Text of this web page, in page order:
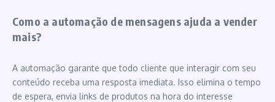
Como a automação de mensagens ajuda a vender
mais?
A automação garante que todo cliente que interagir com seu
conteúdo receba uma resposta imediata. Isso elimina o tempo
de espera, envia links de produtos na hora do interesse